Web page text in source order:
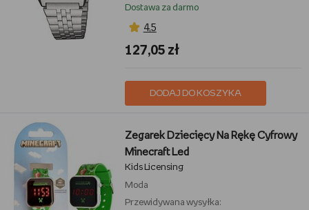
Dostawa za darmo
4,5
127,05 zł
DODAJ DO KOSZYKA
Zegarek Dziecięcy Na Rękę Cyfrowy
Minecraft Led
Kids Licensing
Moda
Przewidywana wysyłka: